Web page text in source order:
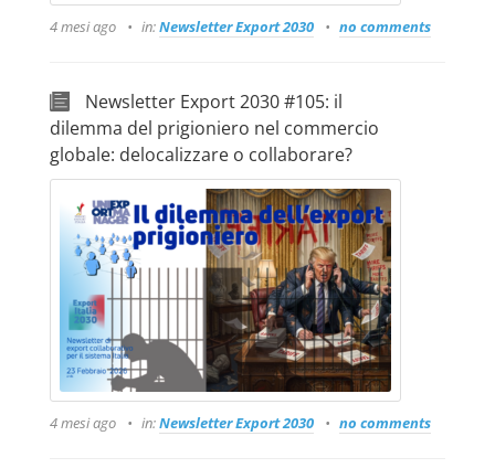
4 mesi ago in:Newsletter Export 2030 no comments
Newsletter Export 2030 #105: il
dilemma del prigioniero nel commercio
globale: delocalizzare o collaborare?
4 mesi ago in:Newsletter Export 2030 no comments